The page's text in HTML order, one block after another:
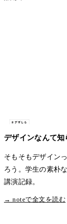
デザインなんて
そもそもデザイン
ろう。学生の素朴
講演記録。
→ noteで全文を読む